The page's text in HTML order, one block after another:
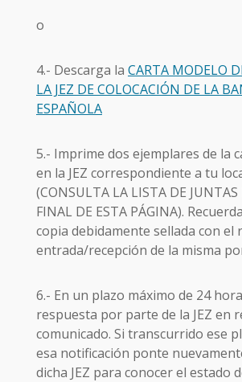
o
4.- Descarga la CARTA MODELO
LA JEZ DE COLOCACIÓN DE LA
ESPAÑOLA
5.- Imprime dos ejemplares de la
en la JEZ correspondiente a tu
(CONSULTA LA LISTA DE JUNTAS
FINAL DE ESTA PÁGINA).
copia debidamente sellada con el
entrada/recepción de la misma
6.- En un plazo máximo de 24
respuesta por parte de la JEZ en
comunicado. Si transcurrido ese
esa notificación ponte
dicha JEZ para conocer el estado